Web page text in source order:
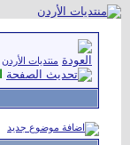
منتديات الأردن